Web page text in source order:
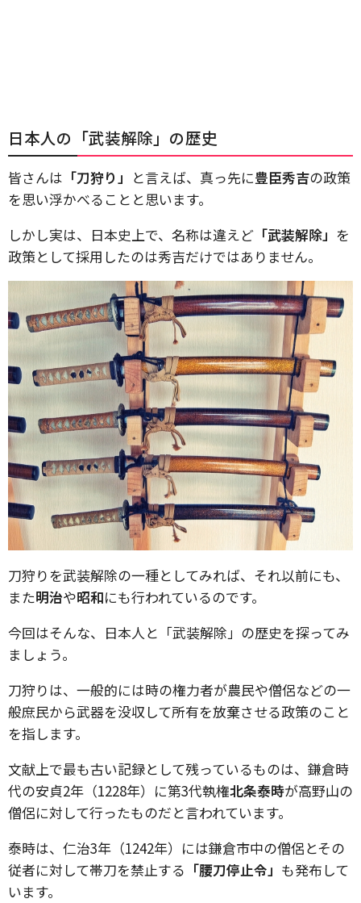
日本人の「武装解除」の歴史
皆さんは 「刀狩り」 と言えば、真っ先に豊臣秀吉の政策
を思い浮かべることと思います。
しかし実は、日本史上で、名称は違えど 「武装解除」 を
政策として採用したのは秀吉だけではありません。
刀狩りを武装解除の一種としてみれば、それ以前にも、
また明治や昭和にも行われているのです。
今回はそんな、日本人と「武装解除」の歴史を探ってみ
ましょう。
刀狩りは、一般的には時の権力者が農民や僧侶などの一
般庶民から武器を没収して所有を放棄させる政策のこと
を指します。
文献上で最も古い記録として残っているものは、鎌倉時
代の安貞2年（1228年）に第3代執権北条泰時が高野山の
僧侶に対して行ったものだと言われています。
泰時は、仁治3年（1242年）には鎌倉市中の僧侶とその
従者に対して帯刀を禁止する 「腰刀停止令」 も発布して
います。